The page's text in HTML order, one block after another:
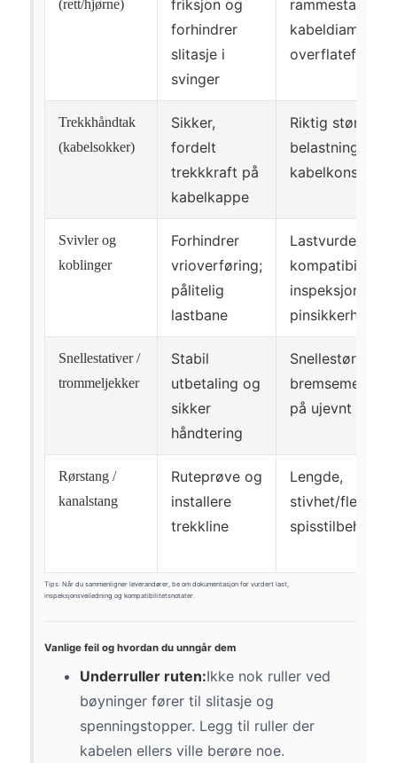
(rett/hjørne)
friksjon og
forhindrer
slitasje i
svinger
rammestabilitet,
Trekkhåndtak
(kabelsokker)
Sikker,
fordelt
trekkkraft på
kabelkappe
Riktig
belastning,
Svivler og
koblinger
Forhindrer
vrioverføring;
pålitelig
lastbane
Lastvurdering,
kompatibilitet,
pinsikkerhet
Snellestativer /
trommeljekker
Stabil
utbetaling og
sikker
håndtering
på ujevnt
Rørstang /
kanalstang
Ruteprøve og
installere
trekkline
Lengde,
stivhet/
spisstilbehør
Tips: Når du sammenligner leverandører, be om dokumentasjon for vurdert last,
inspeksjonsveiledning og kompatibilitetsnotater.
Vanlige feil og hvordan du unngår dem
Underruller ruten:Ikke nok ruller ved
bøyninger fører til slitasje og
spenningstopper. Legg til ruller der
kabelen ellers ville berøre noe.